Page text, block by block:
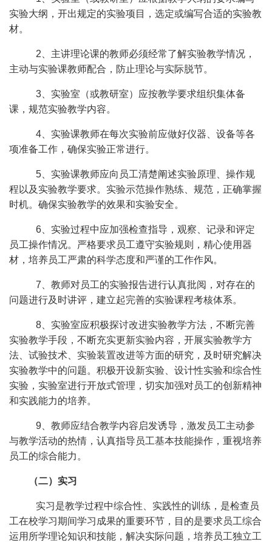
实验大纲，开出规定的实验项目，选定或编写合适的实验教
材。
2、主讲理论课的教师必须经常了解实验教学情况，
主动与实验课教师配合，防止理论与实际脱节。
3、实验室（或教研室）应按教学要求组织集体备
课，规范实验教学内容。
4、实验课教师在每次实验前应做好仪器、设备等各
项准备工作，确保实验正常进行。
5、实验课教师应向员工清楚阐述实验原理、操作规
程以及实验教学要求。实验示范操作熟练、规范，正确掌握
时机。确保实验教学的效果和实验安全。
6、实验过程中应加强检查指导，观察、记录和评定
员工操作情况。严格要求员工遵守实验规则，精心使用器
材，培养员工严肃的科学态度和严谨的工作作风。
7、教师对员工的实验报告进行认真批阅，对存在的
问题进行及时讲评，建立起完善的实验课程考核体系。
8、实验室应积极探讨改进实验教学方法，不断完善
实验教学手段，不断充实更新实验内容，开展实验教学方
法、试验技术、实验装置改进等方面的研究，及时研究解决
实验教学中的问题。积极开设新实验、设计性实验和综合性
实验，实验室进行开放式管理，切实加强对员工的创新精神
和实践能力的培养。
9、教师应结合教学内容启发诱导，激发员工主动参
与教学活动的热情，认真指导员工基本技能操作，重视培养
员工的综合能力。
（二）实习
实习是教学过程中综合性、实践性的训练，是检查员
工在校学习期间学习成果的重要环节，目的是要求员工综合
运用所学理论知识和技能，解决实际问题，培养员工独立工